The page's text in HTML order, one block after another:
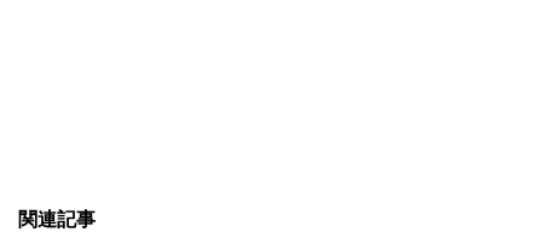
関連記事